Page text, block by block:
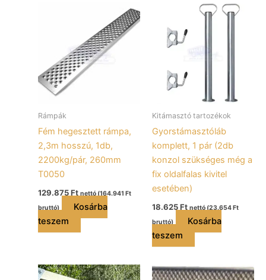
Rámpák
Fém hegesztett rámpa,
2,3m hosszú, 1db,
2200kg/pár, 260mm
T0050
129.875Ft nettó (164.941 Ft
bruttó)
Kosárba
teszem
Kitámasztó tartozékok
Gyorstámasztóláb
komplett, 1 pár (2db
konzol szükséges még a
fix oldalfalas kivitel
esetében)
18.625Ft nettó (23.654 Ft
bruttó)
Kosárba
teszem